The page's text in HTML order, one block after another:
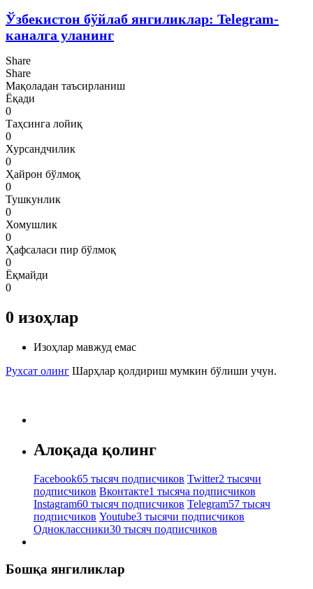
Ўзбекистон бўйлаб янгиликлар: Telegram-
каналга уланинг
Share
Share
Мақоладан таъсирланиш
Ёқади
0
Таҳсинга лойиқ
0
Хурсандчилик
0
Ҳайрон бўлмоқ
0
Тушкунлик
0
Хомушлик
0
Ҳафсаласи пир бўлмоқ
0
Ёқмайди
0
0 изоҳлар
Изоҳлар мавжуд емас
Рухсат олинг Шарҳлар қолдириш мумкин бўлиши учун.
Алоқада қолинг
Facebook65 тысяч подписчиков Twitter2 тысячи
подписчиков Вконтакте1 тысяча подписчиков
Instagram60 тысяч подписчиков Telegram57 тысяч
подписчиков Youtube3 тысячи подписчиков
Одноклассники30 тысяч подписчиков
Бошқа янгиликлар